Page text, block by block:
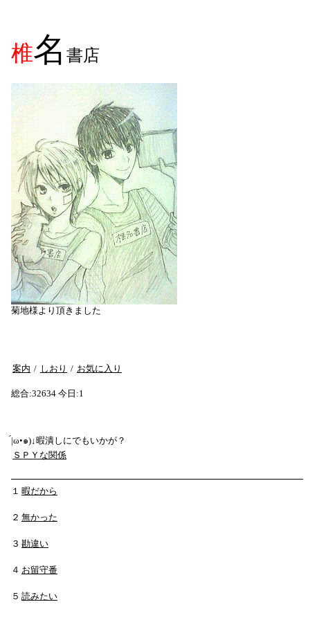
椎名 書店
菊地様より頂きました
案内 / しおり / お気に入り
総合:32634 今日:1
́|ω•๑)↓暇潰しにでもいかが？
ＳＰＹな関係
１ 暇だから
２ 無かった
３ 勘違い
４ お留守番
５ 読みたい